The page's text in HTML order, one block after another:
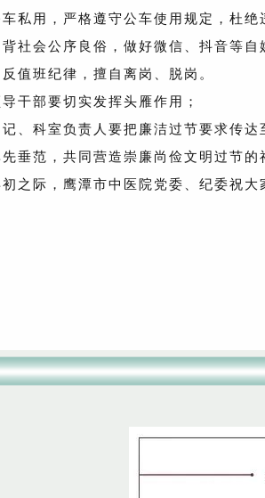
私用，严格遵守公车使用规定，杜
背社会公序良俗，做好微信、抖音等
值班纪律，擅自离岗、脱岗。
干部要切实发挥头雁作用；
、科室负责人要把廉洁过节要求传
垂范，共同营造崇廉尚俭文明过节的
之际，鹰潭市中医院党委、纪委祝